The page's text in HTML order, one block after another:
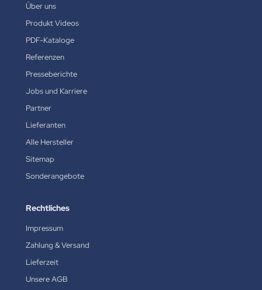
Über uns
Produkt Videos
PDF-Kataloge
Referenzen
Presseberichte
Jobs und Karriere
Partner
Lieferanten
Alle Hersteller
Sitemap
Sonderangebote
Rechtliches
Impressum
Zahlung & Versand
Lieferzeit
Unsere AGB